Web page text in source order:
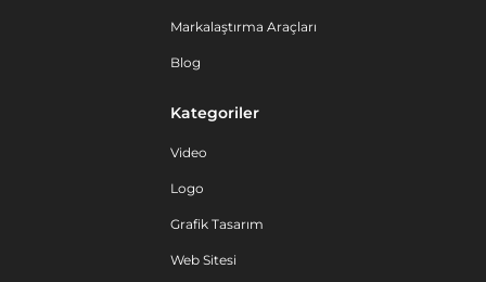
Markalaştırma Araçları
Blog
Kategoriler
Video
Logo
Grafik Tasarım
Web Sitesi